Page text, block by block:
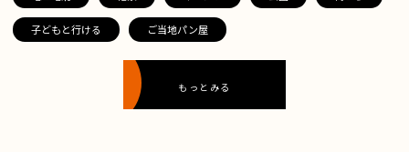
子どもと行ける ご当地パン屋
もっとみる